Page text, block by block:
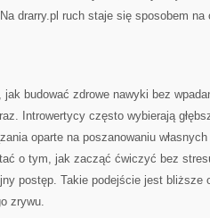
drarry.pl ruch staje się sposobem
budować zdrowe nawyki bez
Introwertycy często wybierają
oparte na poszanowaniu
o tym, jak zacząć ćwiczyć bez
postęp. Takie podejście jest bliższe
zrywu.